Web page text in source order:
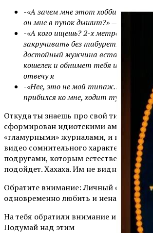
-«А зачем мне этот хоббит, что я
он мне в пупок дышит?» — завоет
-«А кого ищешь? 2-х метрового
закручивать без табуретки? Ну,
достойный мужчина встанет на
кошелек и обнимет тебя и все
отвечу я
-«Нее, это не мой типаж…??!!, Что
прибился ко мне, ходит тут?»-
Откуда ты знаешь про свой типаж?
сформирован идиотскими
«гламурными» журналами, и
видео сомнительного характера и
подругами, которым естественно
подойдет. Хахаха. Им не виднее, а
Обратите внимание: Личный опыт.
одновременно любить и ненавидеть..
На тебя обратили внимание и
Подумай над этим